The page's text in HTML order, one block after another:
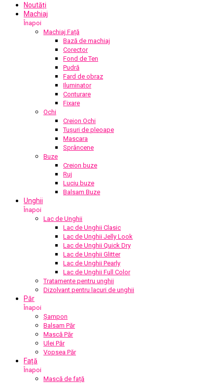
Noutăți
Machiaj
Înapoi
Machiaj Față
Bază de machiaj
Corector
Fond de Ten
Pudră
Fard de obraz
Iluminator
Conturare
Fixare
Ochi
Creion Ochi
Tușuri de pleoape
Mascara
Sprâncene
Buze
Creion buze
Ruj
Luciu buze
Balsam Buze
Unghii
Înapoi
Lac de Unghii
Lac de Unghii Clasic
Lac de Unghii Jelly Look
Lac de Unghii Quick Dry
Lac de Unghii Glitter
Lac de Unghii Pearly
Lac de Unghii Full Color
Tratamente pentru unghii
Dizolvant pentru lacuri de unghii
Păr
Înapoi
Șampon
Balsam Păr
Mască Păr
Ulei Păr
Vopsea Păr
Față
Înapoi
Mască de față